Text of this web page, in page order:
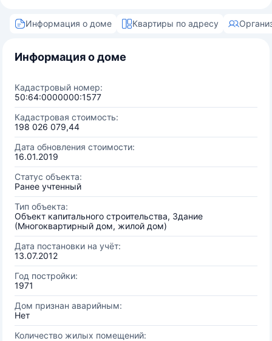
Информация о доме Квартиры по адресу
Информация о доме
Кадастровый номер:
50:64:0000000:1577
Кадастровая стоимость:
198 026 079,44
Дата обновления стоимости:
16.01.2019
Статус объекта:
Ранее учтенный
Тип объекта:
Объект капитального строительства, Здание
(Многоквартирный дом, жилой дом)
Дата постановки на учёт:
13.07.2012
Год постройки:
1971
Дом признан аварийным:
Нет
Количество жилых помещений: